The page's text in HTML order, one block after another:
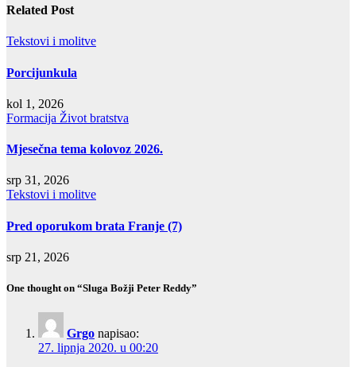
Related Post
Tekstovi i molitve
Porcijunkula
kol 1, 2026
Formacija Život bratstva
Mjesečna tema kolovoz 2026.
srp 31, 2026
Tekstovi i molitve
Pred oporukom brata Franje (7)
srp 21, 2026
One thought on “Sluga Božji Peter Reddy”
Grgo napisao:
27. lipnja 2020. u 00:20